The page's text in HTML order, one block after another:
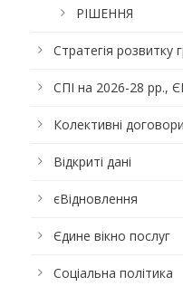
РІШЕННЯ
Стратегія розвитку
СПІ на 2026-28 рр.,
Колективні договори
Відкриті дані
єВідновлення
Єдине вікно послуг
Соціальна політика